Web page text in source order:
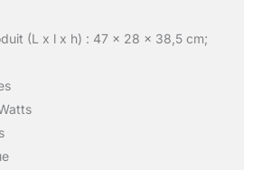
(L x l x h) : 47 x 28 x 38,5 cm;